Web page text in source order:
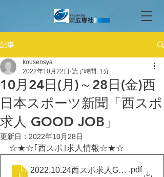
記事
10月24日(月)～28日(金)西
日本スポーツ新聞「西スポ
求人 GOOD JOB」
kousensya
2022年10月22日 読了時間: 1分
更新日： 2022年10月28日
☆★☆｢西スポ｣求人情報☆★☆
2022.10.24西スポ求人GOOD JOB
.pdf